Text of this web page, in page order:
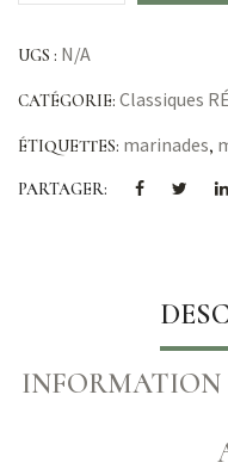
UGS : N/A
CATÉGORIE: Classiques
ÉTIQUETTES: marinades,
PARTAGER:
INFORMATION